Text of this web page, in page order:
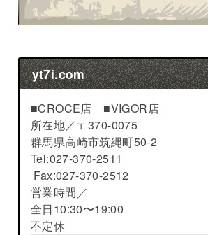
yt7i.com
■CROCE店 ■VIGOR店
所在地／〒370-0075
群馬県高崎市筑縄町50-2
Tel:027-370-2511
Fax:027-370-2512
営業時間／
全日10:30〜19:00
不定休